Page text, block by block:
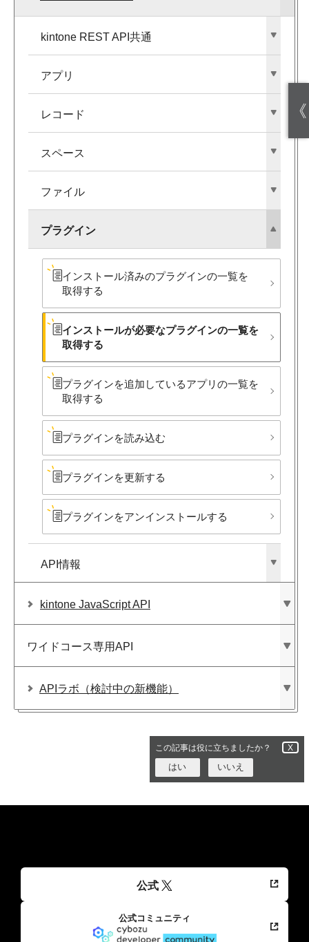
kintone REST API共通
アプリ
レコード
スペース
ファイル
プラグイン
インストール済みの​プラグインの​一覧を​
取得する
インストールが​必要な​プラグインの​一覧を​
取得する
プラグインを​追加している​アプリの​一覧を​
取得する
プラグインを​読み込む
プラグインを​更新する
プラグインを​アンインストールする
API情報
kintone JavaScript API
ワイドコース専用API
APIラボ​（検討中の​新機能）
この記事は役に立ちましたか？ X
はい いいえ
公式
公式コミュニティ
《